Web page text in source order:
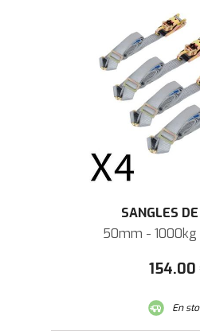
SANGLES
50mm - 1000kg
154.00
En